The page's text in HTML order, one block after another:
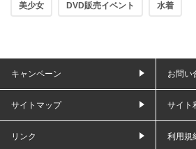
美少女 DVD販売イベント 水着
キャンペーン お問い
サイトマップ サイト
リンク 利用規